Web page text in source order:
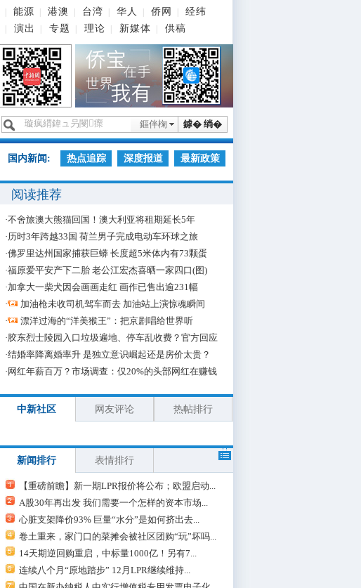
能源 港澳 台湾 华人 侨网
经纬
演出 专题 理论 新媒体 供稿
鎼� 绱�
鏂伴椈
国内新闻: 热点追踪 深度报道 最新政策
阅读推荐
·不舍旅澳大熊猫回国！澳大利亚将租期延长5年
·历时3年跨越33国 荷兰男子完成电动车环球之旅
·佛罗里达州国家捕获巨蟒 长度超5米体内有73颗蛋
·福原爱平安产下二胎 老公江宏杰喜晒一家四口(图)
·加拿大一柴犬因会画画走红 画作已售出逾231幅
·
加油枪未收司机驾车而去 加油站上演惊魂瞬间
·
漂洋过海的“洋美猴王”：把京剧唱给世界听
·胶东烈士陵园入口垃圾遍地、停车乱收费？官方回应
·结婚率降离婚率升 是独立意识崛起还是房价太贵？
· 网红年薪百万？市场调查：仅20%的头部网红在赚钱
中新社区 网友评论 热帖排行
新闻排行 表情排行
【重磅前瞻】新一期LPR报价将公布；欧盟启动...
A股30年再出发 我们需要一个怎样的资本市场...
心脏支架降价93% 巨量“水分”是如何挤出去...
卷土重来，家门口的菜摊会被社区团购“玩”坏吗...
14天期逆回购重启，中标量1000亿！另有7...
连续八个月“原地踏步” 12月LPR继续维持...